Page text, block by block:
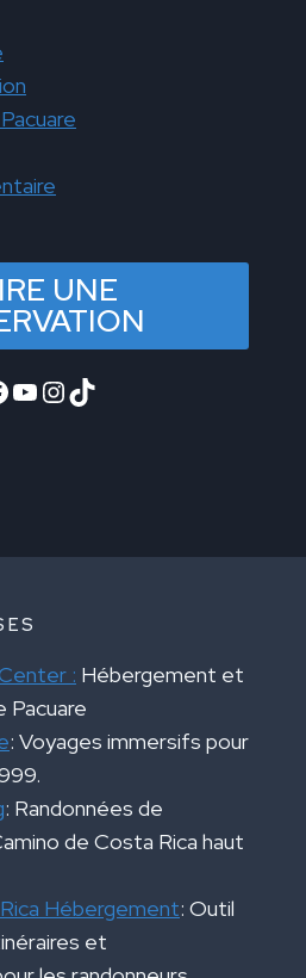
UNE
YouTube
Instagram
TikTok
: Hébergement et
Pacuare
: Voyages immersifs pour
: Randonnées de
de Costa Rica haut
Hébergement: Outil
et